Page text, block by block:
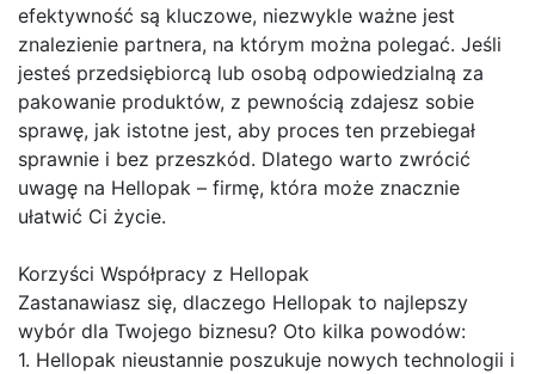
efektywność są kluczowe, niezwykle ważne jest
znalezienie partnera, na którym można polegać. Jeśli
jesteś przedsiębiorcą lub osobą odpowiedzialną za
pakowanie produktów, z pewnością zdajesz sobie
sprawę, jak istotne jest, aby proces ten przebiegał
sprawnie i bez przeszkód. Dlatego warto zwrócić
uwagę na Hellopak – firmę, która może znacznie
ułatwić Ci życie.
Korzyści Współpracy z Hellopak
Zastanawiasz się, dlaczego Hellopak to najlepszy
wybór dla Twojego biznesu? Oto kilka powodów:
1. Hellopak nieustannie poszukuje nowych technologii i